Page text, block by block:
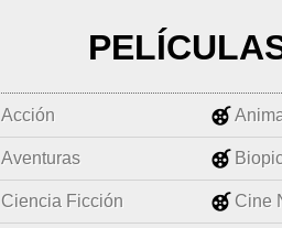
Acción
Aventuras
Ciencia Ficción Cine